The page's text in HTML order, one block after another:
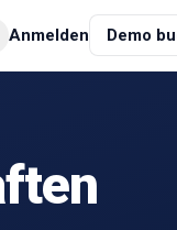
Anmelden Demo